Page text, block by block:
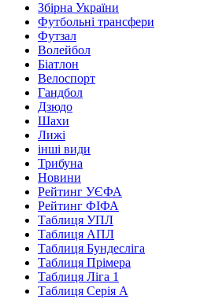
Збірна України
Футбольні трансфери
Футзал
Волейбол
Біатлон
Велоспорт
Гандбол
Дзюдо
Шахи
Лижі
інші види
Трибуна
Новини
Рейтинг УЄФА
Рейтинг ФІФА
Таблиця УПЛ
Таблиця АПЛ
Таблиця Бундесліга
Таблиця Прімера
Таблиця Ліга 1
Таблиця Серія А